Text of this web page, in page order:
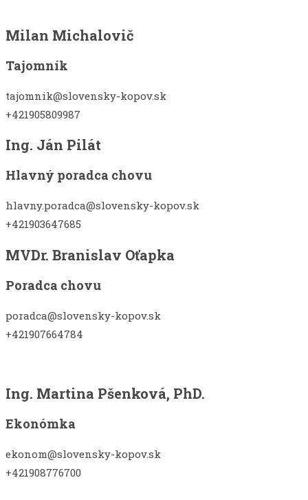
Milan Michalovič
Tajomník
tajomnik@slovensky-kopov.sk
+421905809987
Ing. Ján Pilát
Hlavný poradca chovu
hlavny.poradca@slovensky-kopov.sk
+421903647685
MVDr. Branislav Oťapka
Poradca chovu
poradca@slovensky-kopov.sk
+421907664784
Ing. Martina Pšenková, PhD.
Ekonómka
ekonom@slovensky-kopov.sk
+421908776700